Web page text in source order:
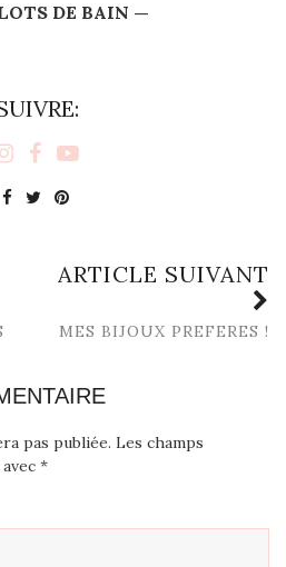
DE BAIN —
ARTICLE SUIVANT
MES BIJOUX PREFERES !
pas publiée. Les champs
*